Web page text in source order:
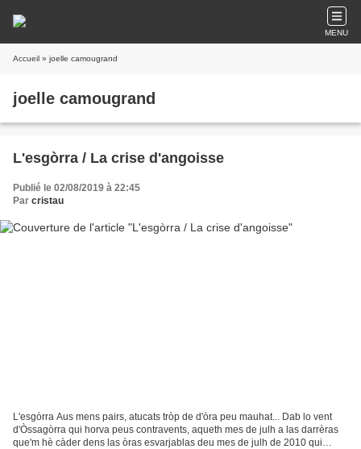
MENU
Accueil » joelle camougrand
joelle camougrand
L'esgòrra / La crise d'angoisse
Publié le 02/08/2019 à 22:45
Par cristau
L'esgòrra Aus mens pairs, atucats tròp de d'òra peu mauhat... Dab lo vent
d'Òssagòrra qui horva peus contravents, aqueth mes de julh a las darrèras
que'm hè càder dens las òras esvarjablas deu mes de julh de 2010 qui